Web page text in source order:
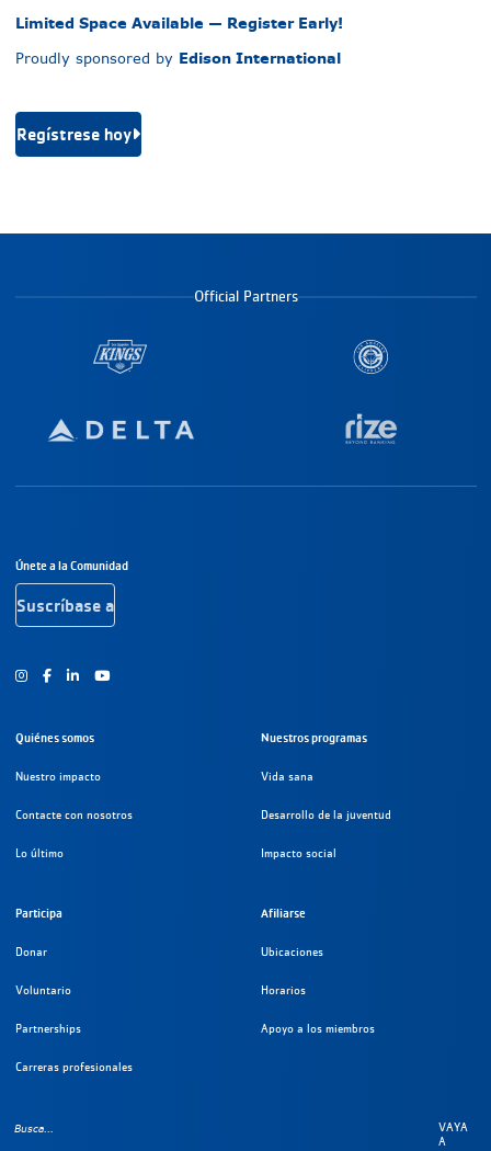
Limited Space Available — Register Early!
Proudly sponsored by Edison International
Regístrese hoy
Official Partners
Navegación a pie de página
Únete a la Comunidad
Suscríbase a
Instagram
FacebookYoutube
Quiénes somos
Nuestro impacto
Contacte con nosotros
Lo último
Nuestros programas
Vida sana
Desarrollo de la juventud
Impacto social
Participa
Donar
Voluntario
Partnerships
Carreras profesionales
Afiliarse
Ubicaciones
Horarios
Apoyo a los miembros
VAYA
A